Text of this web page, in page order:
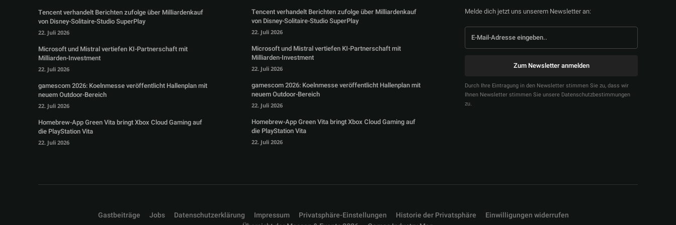
Tencent verhandelt Berichten zufolge über Milliardenkauf
von Disney-Solitaire-Studio SuperPlay
22. Juli 2026
Microsoft und Mistral vertiefen KI-Partnerschaft mit
Milliarden-Investment
22. Juli 2026
gamescom 2026: Koelnmesse veröffentlicht Hallenplan mit
neuem Outdoor-Bereich
22. Juli 2026
Homebrew-App Green Vita bringt Xbox Cloud Gaming auf
die PlayStation Vita
22. Juli 2026
Tencent verhandelt Berichten zufolge über Milliardenkauf
von Disney-Solitaire-Studio SuperPlay
22. Juli 2026
Microsoft und Mistral vertiefen KI-Partnerschaft mit
Milliarden-Investment
22. Juli 2026
gamescom 2026: Koelnmesse veröffentlicht Hallenplan mit
neuem Outdoor-Bereich
22. Juli 2026
Homebrew-App Green Vita bringt Xbox Cloud Gaming auf
die PlayStation Vita
22. Juli 2026
Melde dich jetzt uns unserem Newsletter an:
Zum Newsletter anmelden
Durch Ihre Eintragung in den Newsletter stimmen Sie zu, dass wir
Ihnen Newsletter stimmen Sie unsere Datenschutzbestimmungen
zu.
Gastbeiträge Jobs Datenschutzerklärung Impressum Privatsphäre-Einstellungen Historie der Privatsphäre
Einwilligungen widerrufen